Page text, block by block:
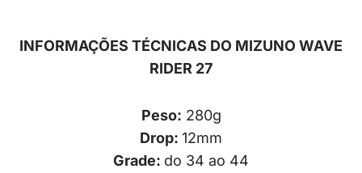
INFORMAÇÕES TÉCNICAS DO MIZUNO WAVE
RIDER 27
Peso: 280g
Drop: 12mm
Grade: do 34 ao 44